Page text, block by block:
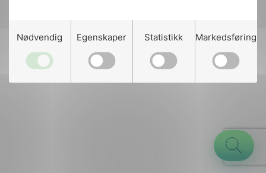
Nødvendig Egenskaper Statistikk Markedsføring